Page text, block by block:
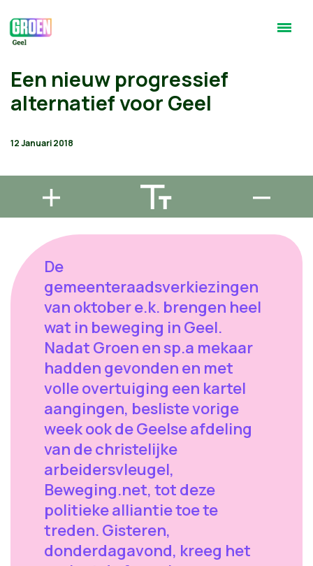
Een nieuw progressief
alternatief voor Geel
12 Januari 2018
De
gemeenteraadsverkiezingen
van oktober e.k. brengen heel
wat in beweging in Geel.
Nadat Groen en sp.a mekaar
hadden gevonden en met
volle overtuiging een kartel
aangingen, besliste vorige
week ook de Geelse afdeling
van de christelijke
arbeidersvleugel,
Beweging.net, tot deze
politieke alliantie toe te
treden. Gisteren,
donderdagavond, kreeg het